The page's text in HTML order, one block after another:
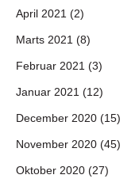
April 2021 (2)
Marts 2021 (8)
Februar 2021 (3)
Januar 2021 (12)
December 2020 (15)
November 2020 (45)
Oktober 2020 (27)